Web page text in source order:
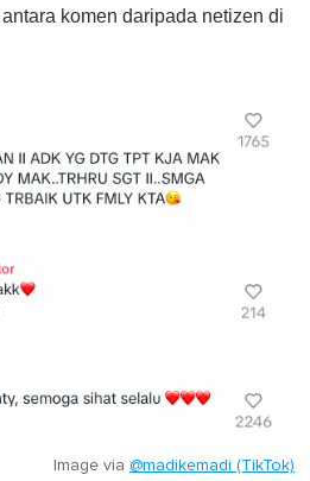
komen daripada netizen di
Image via @madikemadi (TikTok)